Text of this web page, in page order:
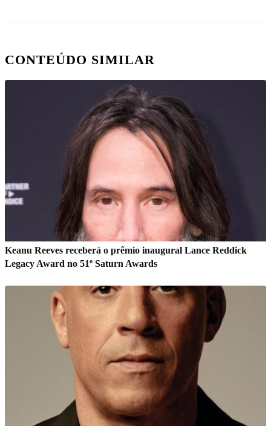
CONTEÚDO SIMILAR
Keanu Reeves receberá o prêmio inaugural Lance Reddick
Legacy Award no 51º Saturn Awards